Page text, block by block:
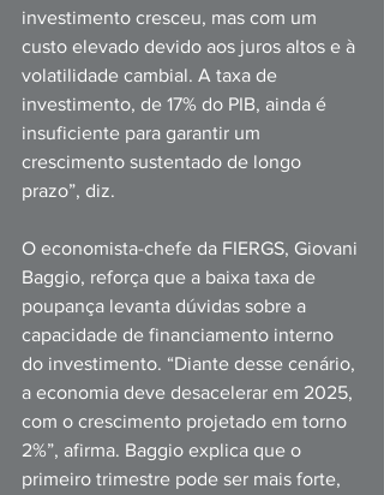
investimento cresceu, mas com um
custo elevado devido aos juros altos e à
volatilidade cambial. A taxa de
investimento, de 17% do PIB, ainda é
insuficiente para garantir um
crescimento sustentado de longo
prazo”, diz.
O economista-chefe da FIERGS, Giovani
Baggio, reforça que a baixa taxa de
poupança levanta dúvidas sobre a
capacidade de financiamento interno
do investimento. “Diante desse cenário,
a economia deve desacelerar em 2025,
com o crescimento projetado em torno
2%”, afirma. Baggio explica que o
primeiro trimestre pode ser mais forte,